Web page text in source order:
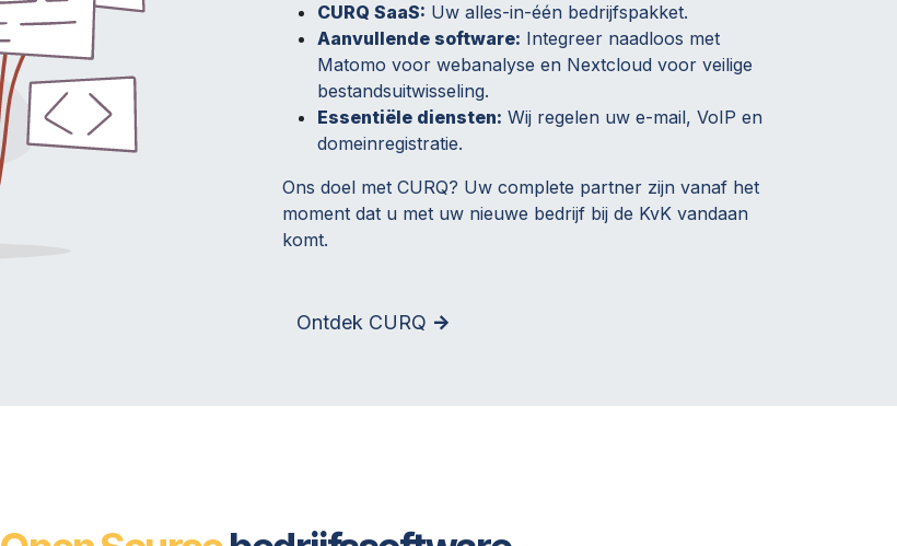
CURQ SaaS: Uw alles-in-één bedrijfspakket.
Aanvullende software: Integreer naadloos met
Matomo voor webanalyse en Nextcloud voor veilige
bestandsuitwisseling.
Essentiële diensten: Wij regelen uw e-mail, VoIP en
domeinregistratie.
Ons doel met CURQ? Uw complete partner zijn vanaf het
moment dat u met uw nieuwe bedrijf bij de KvK vandaan
komt.
Ontdek CURQ ->